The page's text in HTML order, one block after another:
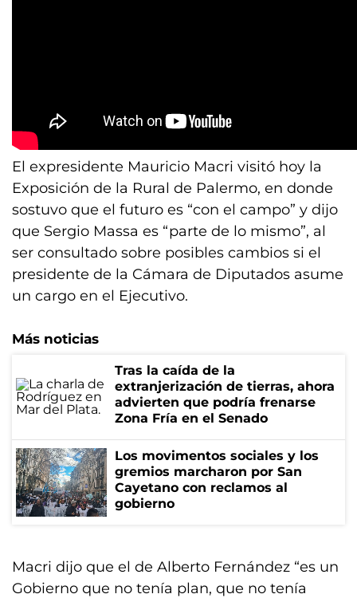
El expresidente Mauricio Macri visitó hoy la
Exposición de la Rural de Palermo, en donde
sostuvo que el futuro es “con el campo” y dijo
que Sergio Massa es “parte de lo mismo”, al
ser consultado sobre posibles cambios si el
presidente de la Cámara de Diputados asume
un cargo en el Ejecutivo.
Más noticias
Tras la caída de la
extranjerización de tierras, ahora
advierten que podría frenarse
Zona Fría en el Senado
Los movimentos sociales y los
gremios marcharon por San
Cayetano con reclamos al
gobierno
Macri dijo que el de Alberto Fernández “es un
Gobierno que no tenía plan, que no tenía